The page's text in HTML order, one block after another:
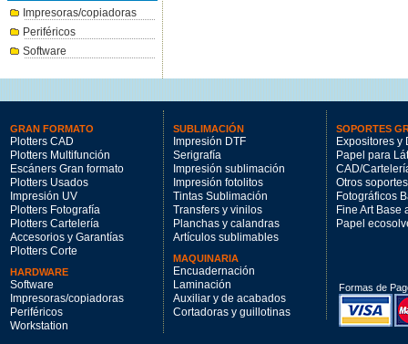
Impresoras/copiadoras
Periféricos
Software
GRAN FORMATO
Plotters CAD
Plotters Multifunción
Escáners Gran formato
Plotters Usados
Impresión UV
Plotters Fotografía
Plotters Cartelería
Accesorios y Garantías
Plotters Corte
HARDWARE
Software
Impresoras/copiadoras
Periféricos
Workstation
SUBLIMACIÓN
Impresión DTF
Serigrafía
Impresión sublimación
Impresión fotolitos
Tintas Sublimación
Transfers y vinilos
Planchas y calandras
Artículos sublimables
MAQUINARIA
Encuadernación
Laminación
Auxiliar y de acabados
Cortadoras y guillotinas
SOPORTES
Expositores y
Papel para
CAD/
Otros soportes
Fotográficos
Fine Art Base
Papel
Formas de